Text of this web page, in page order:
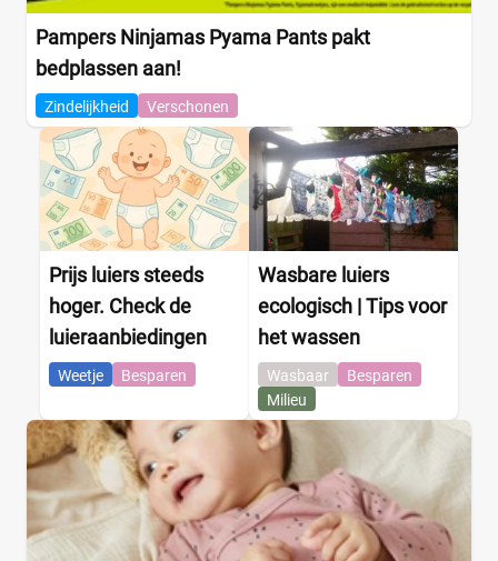
Pampers Ninjamas Pyama Pants pakt
bedplassen aan!
Zindelijkheid Verschonen
Prijs luiers steeds
hoger. Check de
luieraanbiedingen
Weetje Besparen
Wasbare luiers
ecologisch | Tips voor
het wassen
Wasbaar
Besparen
Milieu